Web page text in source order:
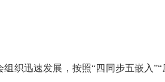
织迅速发展，按照“四同步五嵌入